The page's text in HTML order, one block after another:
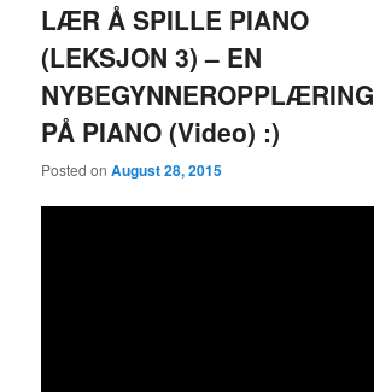
LÆR Å SPILLE PIANO
(LEKSJON 3) – EN
NYBEGYNNEROPPLÆRING
PÅ PIANO (Video) :)
Posted onAugust 28, 2015